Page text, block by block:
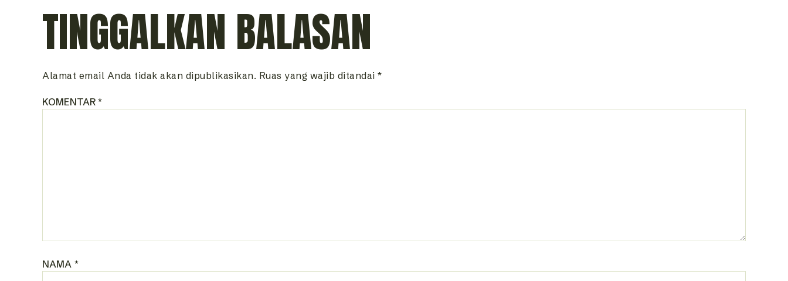
TINGGALKAN BALASAN
Alamat email Anda tidak akan dipublikasikan. Ruas yang wajib ditandai *
KOMENTAR*
NAMA *